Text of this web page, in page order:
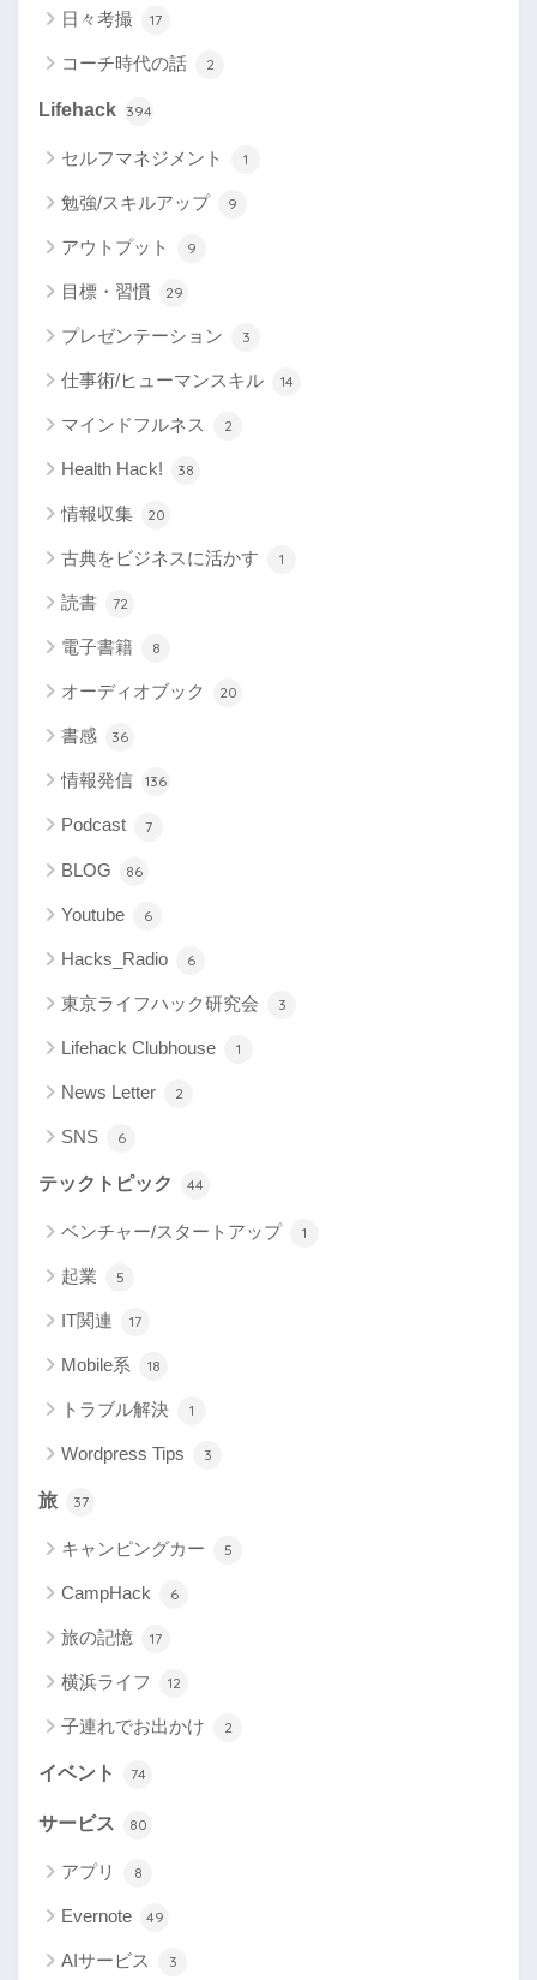
日々考撮 17
コーチ時代の話 2
Lifehack 394
セルフマネジメント 1
勉強/スキルアップ 9
アウトプット 9
目標・習慣 29
プレゼンテーション 3
仕事術/ヒューマンスキル 14
マインドフルネス 2
Health Hack! 38
情報収集 20
古典をビジネスに活かす 1
読書 72
電子書籍 8
オーディオブック 20
書感 36
情報発信 136
Podcast 7
BLOG 86
Youtube 6
Hacks_Radio 6
東京ライフハック研究会 3
Lifehack Clubhouse 1
News Letter 2
SNS 6
テックトピック 44
ベンチャー/スタートアップ 1
起業 5
IT関連 17
Mobile系 18
トラブル解決 1
Wordpress Tips 3
旅 37
キャンピングカー 5
CampHack 6
旅の記憶 17
横浜ライフ 12
子連れでお出かけ 2
イベント 74
サービス 80
アプリ 8
Evernote 49
AIサービス 3